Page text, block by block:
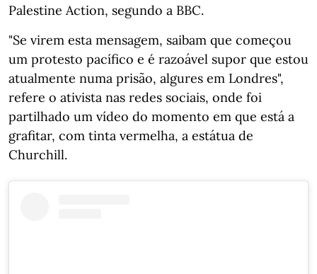
Palestine Action, segundo a BBC.
"Se virem esta mensagem, saibam que começou
um protesto pacífico e é razoável supor que estou
atualmente numa prisão, algures em Londres",
refere o ativista nas redes sociais, onde foi
partilhado um vídeo do momento em que está a
grafitar, com tinta vermelha, a estátua de
Churchill.